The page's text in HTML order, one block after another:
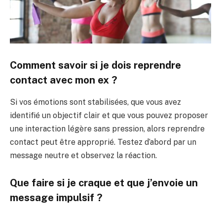
Comment savoir si je dois reprendre
contact avec mon ex ?
Si vos émotions sont stabilisées, que vous avez
identifié un objectif clair et que vous pouvez proposer
une interaction légère sans pression, alors reprendre
contact peut être approprié. Testez d’abord par un
message neutre et observez la réaction.
Que faire si je craque et que j’envoie un
message impulsif ?